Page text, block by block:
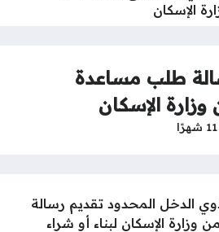
الإسكان
طلب مساعدة
الإسكان
الدخل المحدود تقديم رسالة
الإسكان لبناء أو شراء